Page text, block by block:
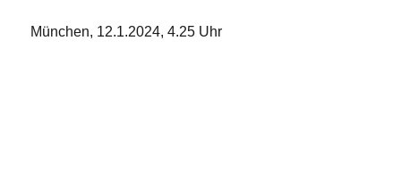
München, 12.1.2024, 4.25 Uhr